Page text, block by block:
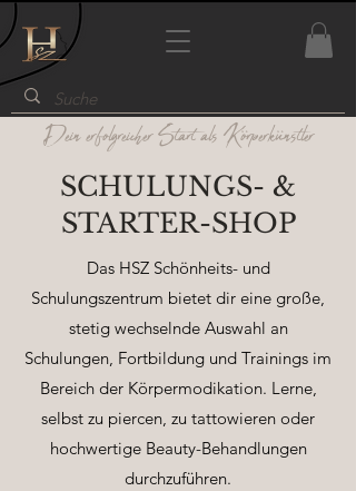
Dein erfolgreicher Start als Körperkünstler
SCHULUNGS- &
STARTER-SHOP
Das HSZ Schönheits- und
Schulungszentrum bietet dir eine große,
stetig wechselnde Auswahl an
Schulungen, Fortbildung und Trainings im
Bereich der Körpermodikation. Lerne,
selbst zu piercen, zu tattowieren oder
hochwertige Beauty-Behandlungen
durchzuführen.